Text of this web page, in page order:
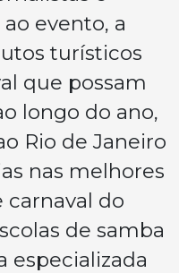
evento, a
turísticos
que possam
longo do ano,
Rio de Janeiro
nas melhores
carnaval do
de samba
especializada